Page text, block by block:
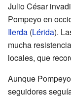
Julio César
Pompeyo en
Ilerda (Lérida).
mucha
locales, que
Aunque
seguidores